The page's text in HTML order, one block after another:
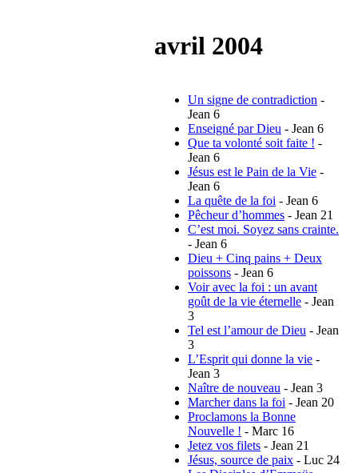
avril 2004
Un signe de contradiction -
Jean 6
Enseigné par Dieu - Jean 6
Que ta volonté soit faite ! -
Jean 6
Jésus est le Pain de la Vie -
Jean 6
La quête de la foi - Jean 6
Pêcheur d’hommes - Jean 21
C’est moi. Soyez sans crainte.
- Jean 6
Dieu + Cinq pains + Deux
poissons - Jean 6
Voir avec la foi : un avant
goût de la vie éternelle - Jean
3
Tel est l’amour de Dieu - Jean
3
L’Esprit qui donne la vie -
Jean 3
Naître de nouveau - Jean 3
Marcher dans la foi - Jean 20
Proclamons la Bonne
Nouvelle ! - Marc 16
Jetez vos filets - Jean 21
Jésus, source de paix - Luc 24